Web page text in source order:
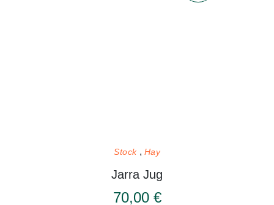
Stock Hay
Jarra Jug
70,00 €